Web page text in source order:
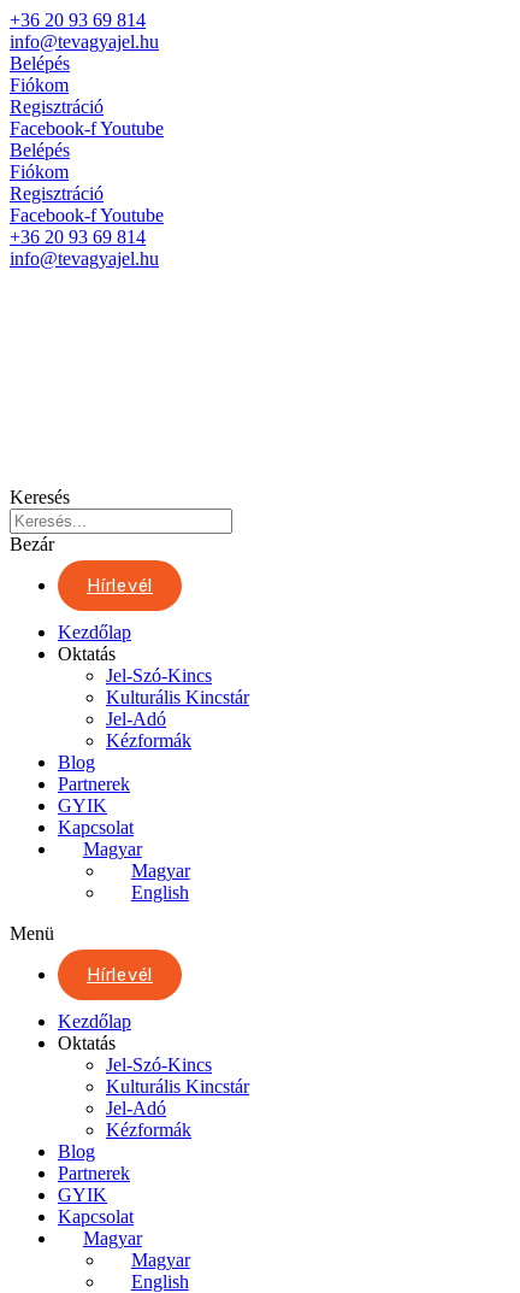
+36 20 93 69 814
info@tevagyajel.hu
Belépés
Fiókom
Regisztráció
Facebook-fYoutube
Belépés
Fiókom
Regisztráció
Facebook-fYoutube
+36 20 93 69 814
info@tevagyajel.hu
Keresés
Bezár
Hírlevél
Kezdőlap
Oktatás
Jel-Szó-Kincs
Kulturális Kincstár
Jel-Adó
Kézformák
Blog
Partnerek
GYIK
Kapcsolat
Magyar
Magyar
English
Menü
Hírlevél
Kezdőlap
Oktatás
Jel-Szó-Kincs
Kulturális Kincstár
Jel-Adó
Kézformák
Blog
Partnerek
GYIK
Kapcsolat
Magyar
Magyar
English